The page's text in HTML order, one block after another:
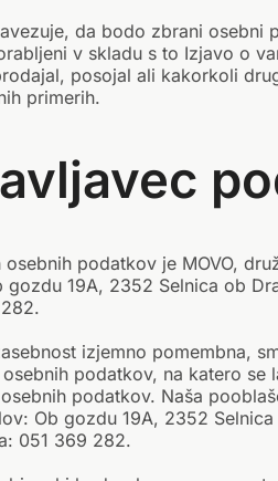
da bodo zbrani osebni
v skladu s to Izjavo o
posojal ali kakorkoli
primerih.
osebnih podatkov je MOVO,
gozdu 19A, 2352 Selnica ob
izjemno pomembna,
podatkov, na katero
podatkov. Naša
Ob gozdu 19A, 2352
051 369 282.